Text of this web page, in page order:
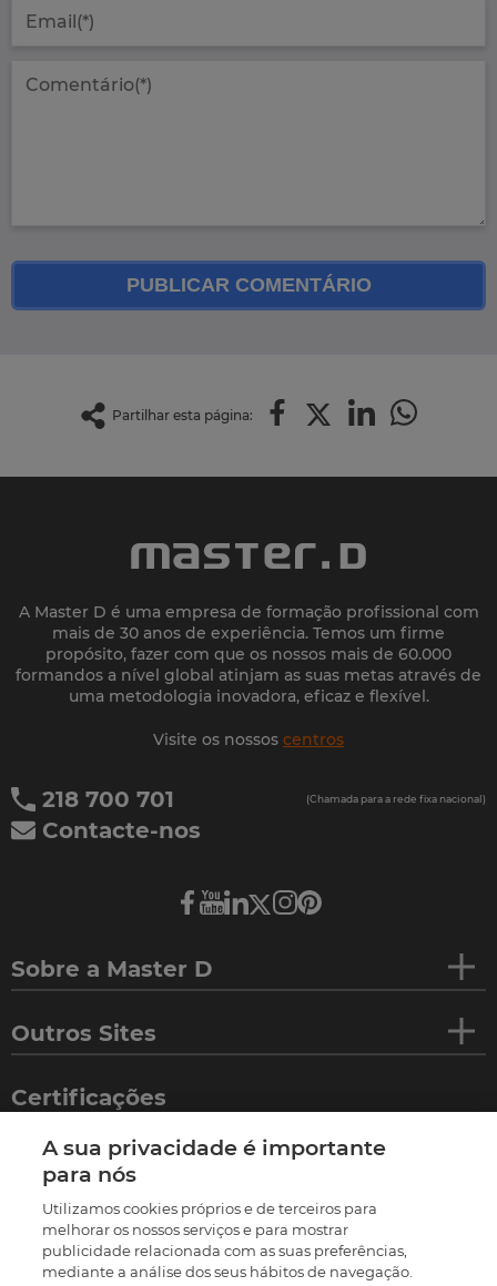
PUBLICAR COMENTÁRIO
Partilhar esta página:
A Master D é uma empresa de formação profissional com
mais de 30 anos de experiência. Temos um firme
propósito, fazer com que os nossos mais de 60.000
formandos a nível global atinjam as suas metas através de
uma metodologia inovadora, eficaz e flexível.
Visite os nossos centros
218 700 701 (Chamada para a rede fixa nacional)
Contacte-nos
Sobre a Master D
Outros Sites
Certificações
A sua privacidade é importante
para nós
Utilizamos cookies próprios e de terceiros para
melhorar os nossos serviços e para mostrar
publicidade relacionada com as suas preferências,
mediante a análise dos seus hábitos de navegação.